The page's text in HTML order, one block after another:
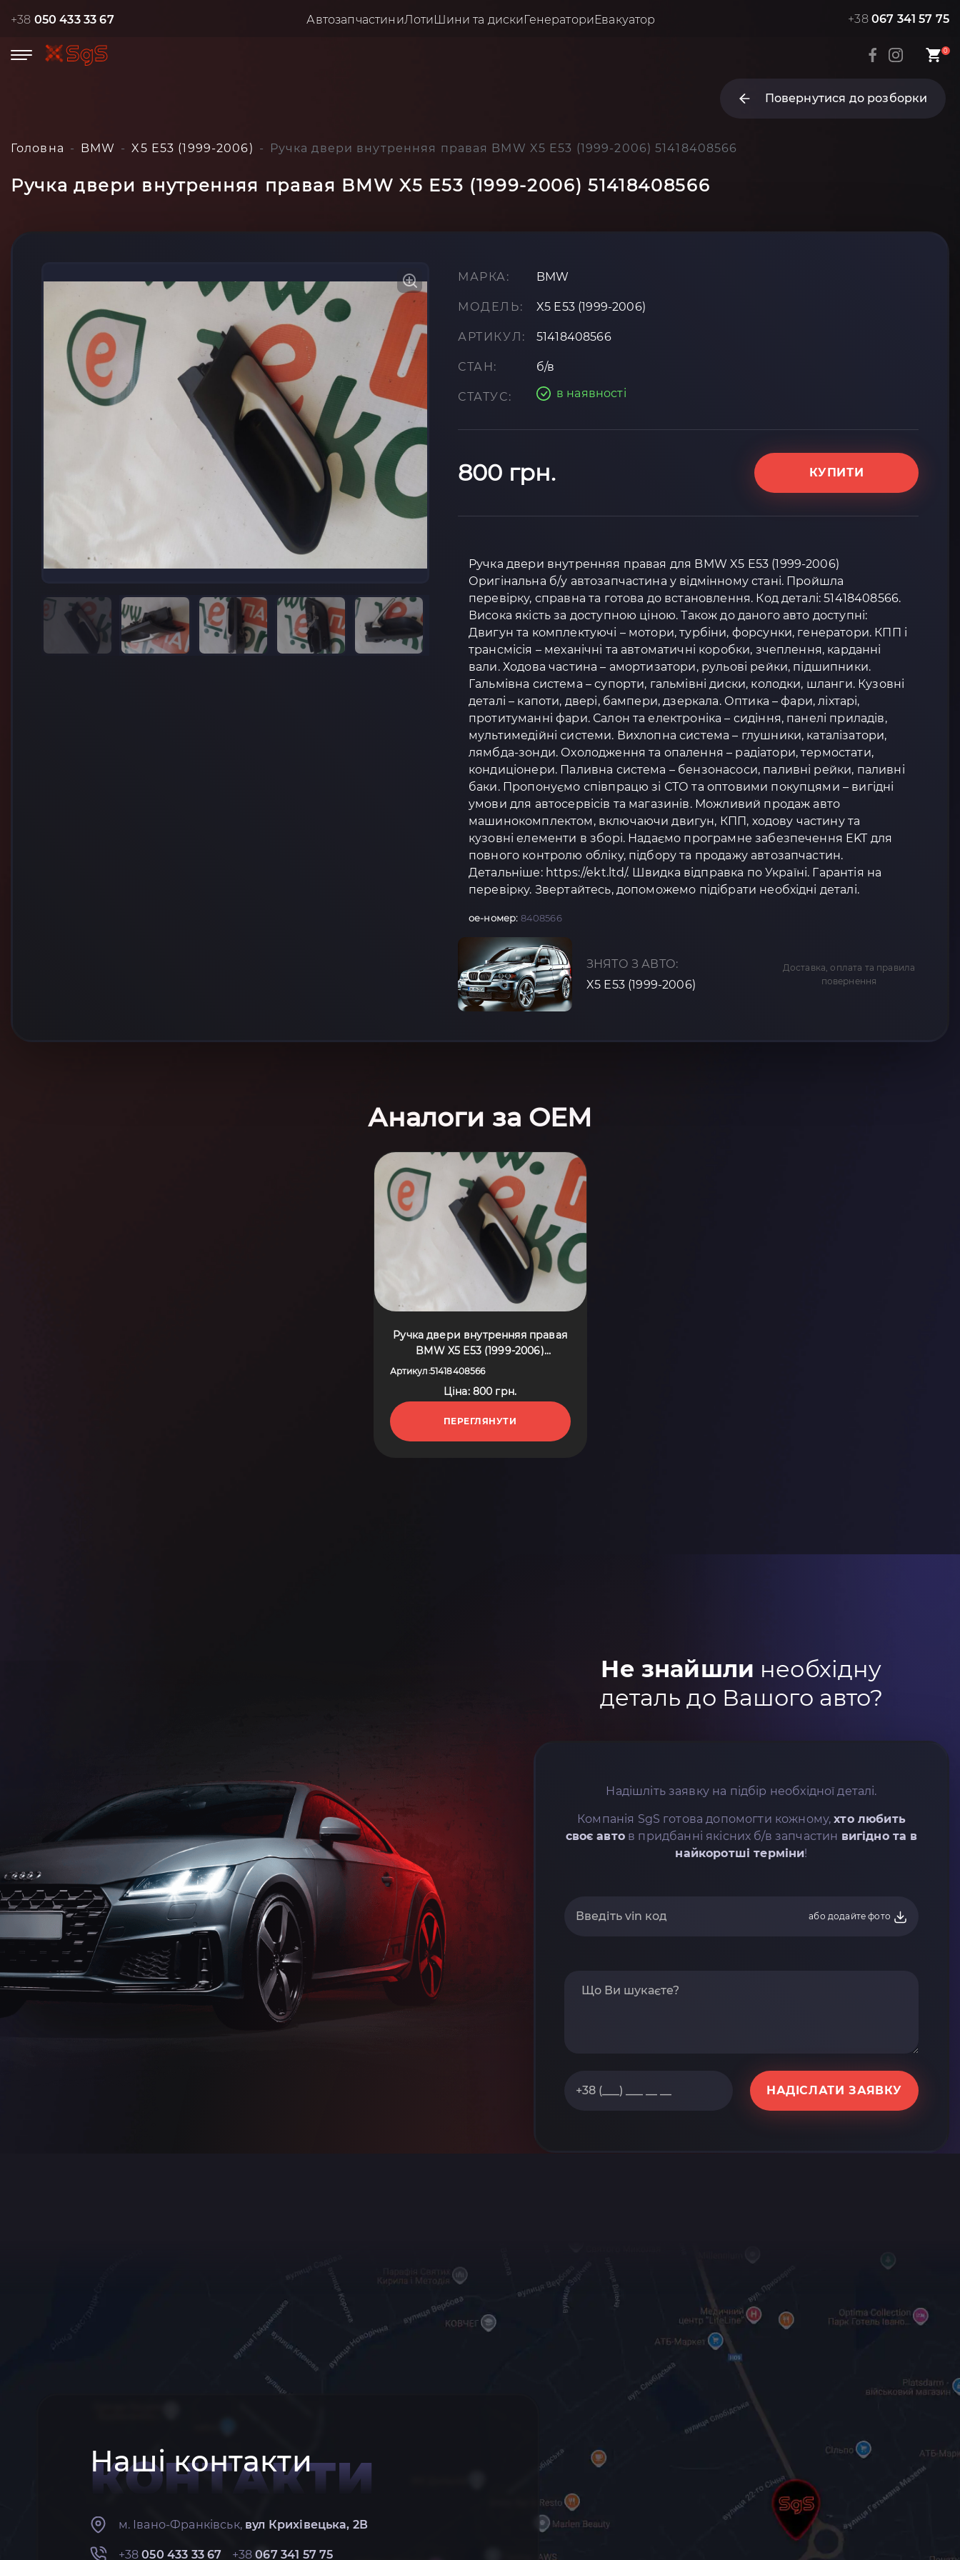
+38 050 433 33 67 АвтозапчастиниЛотиШини та дискиГенераториЕвакуатор +38 067 341 57 75
0
Повернутися до розборки
Головна BMW X5 E53 (1999-2006) Ручка двери внутренняя правая BMW X5 E53 (1999-2006) 51418408566
Ручка двери внутренняя правая BMW X5 E53 (1999-2006) 51418408566
МАРКА: BMW
МОДЕЛЬ: X5 E53 (1999-2006)
АРТИКУЛ: 51418408566
СТАН: б/в
СТАТУС: в наявності
800 грн. КУПИТИ
Ручка двери внутренняя правая для BMW X5 E53 (1999-2006)
Оригінальна б/у автозапчастина у відмінному стані. Пройшла
перевірку, справна та готова до встановлення. Код деталі: 51418408566.
Висока якість за доступною ціною. Також до даного авто доступні:
Двигун та комплектуючі – мотори, турбіни, форсунки, генератори. КПП і
трансмісія – механічні та автоматичні коробки, зчеплення, карданні
вали. Ходова частина – амортизатори, рульові рейки, підшипники.
Гальмівна система – супорти, гальмівні диски, колодки, шланги. Кузовні
деталі – капоти, двері, бампери, дзеркала. Оптика – фари, ліхтарі,
протитуманні фари. Салон та електроніка – сидіння, панелі приладів,
мультимедійні системи. Вихлопна система – глушники, каталізатори,
лямбда-зонди. Охолодження та опалення – радіатори, термостати,
кондиціонери. Паливна система – бензонасоси, паливні рейки, паливні
баки. Пропонуємо співпрацю зі СТО та оптовими покупцями – вигідні
умови для автосервісів та магазинів. Можливий продаж авто
машинокомплектом, включаючи двигун, КПП, ходову частину та
кузовні елементи в зборі. Надаємо програмне забезпечення EKT для
повного контролю обліку, підбору та продажу автозапчастин.
Детальніше: https://ekt.ltd/. Швидка відправка по Україні. Гарантія на
перевірку. Звертайтесь, допоможемо підібрати необхідні деталі.
oe-номер: 8408566
ЗНЯТО З АВТО:
X5 E53 (1999-2006)
Доставка, оплата та правила
повернення
Аналоги за OEM
Ручка двери внутренняя правая
BMW X5 E53 (1999-2006)
51418408566
Артикул:51418408566
Ціна: 800 грн.
ПЕРЕГЛЯНУТИ
Не знайшли необхідну
деталь до Вашого авто?
Надішліть заявку на підбір необхідної деталі.
Компанія SgS готова допомогти кожному,хто любить
своє автов придбанні якісних б/в запчастин вигідно та в
найкоротші терміни!
або додайте фото
НАДІСЛАТИ ЗАЯВКУ
Наші контакти
КОНТАКТИ
м. Івано-Франківськ, вул Крихівецька, 2В
+38050 433 33 67 +38067 341 57 75